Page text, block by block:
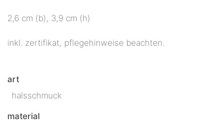
2,6 cm (b), 3,9 cm (h)
inkl. zertifikat, pflegehinweise beachten.
art
halsschmuck
material